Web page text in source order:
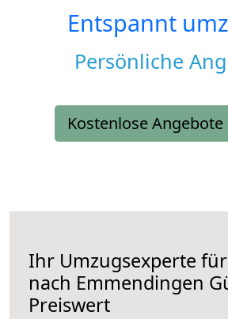
Entspannt
Persönliche
Kostenlose
Ihr Umzugsexperte
nach Emmendingen
Preiswert